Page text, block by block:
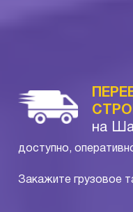
на
доступно,
Закажите грузовое